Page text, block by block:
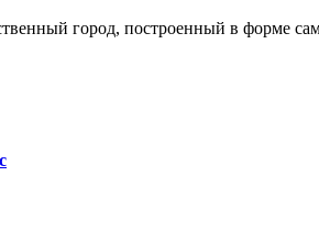
город, построенный в форме